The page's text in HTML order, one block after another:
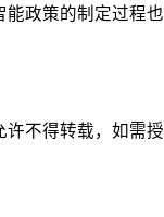
能政策的制定过程也
许不得转载，如需授